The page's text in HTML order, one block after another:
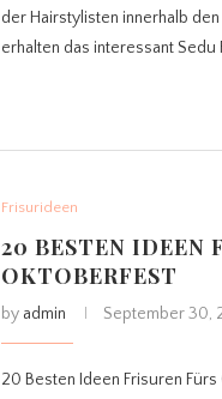
der Hairstylisten innerhalb
erhalten das interessant Sedu
Frisurideen
20 BESTEN IDEEN
OKTOBERFEST
by admin September 30,
20 Besten Ideen Frisuren